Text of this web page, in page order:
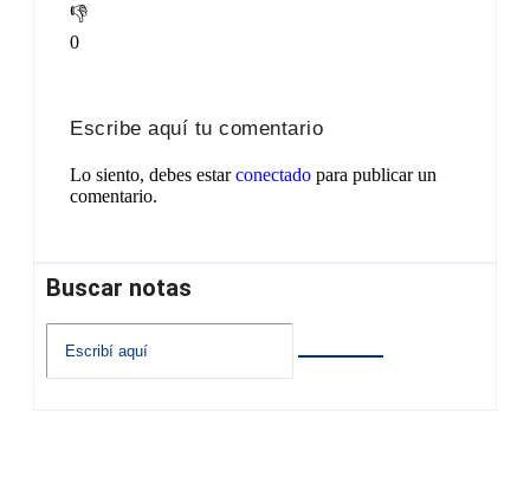
👎
0
Escribe aquí tu comentario
Lo siento, debes estarconectado para publicar un
comentario.
Buscar notas